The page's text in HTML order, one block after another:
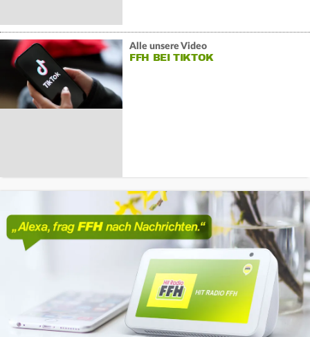
Alle unsere Video
FFH BEI TIKTOK